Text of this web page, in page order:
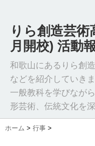
りら創造芸術
月開校) 活動
和歌山にあるりら創
などを紹介していき
一般教科を学びなが
形芸術、伝統文化を
ホーム > 行事 >